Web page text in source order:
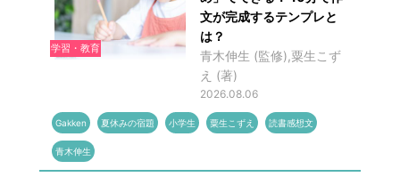
学習・教育
文が完成するテンプレと
は？
青木伸生 (監修),粟生こず
え (著)
2026.08.06
Gakken 夏休みの宿題 小学生 粟生こずえ 読書感想文
青木伸生